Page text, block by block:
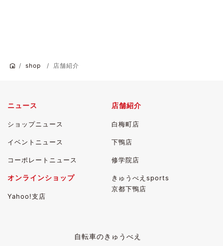
shop 店舗紹介
ニュース
ショップニュース
イベントニュース
コーポレートニュース
店舗紹介
白梅町店
下鴨店
修学院店
きゅうべえsports
京都下鴨店
オンラインショップ
Yahoo!支店
自転車のきゅうべえ